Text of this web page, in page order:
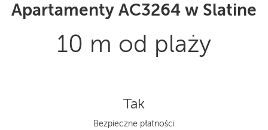
Apartamenty AC3264 w Slatine
10 m od plaży
Tak
Bezpieczne płatności